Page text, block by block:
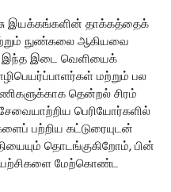
இயக்கங்களின் தாக்கத்தைக்
நுண்கலை ஆகியவை
இந்த இடை வெளியைக்
மற்றும் பல
தென்றல் சிரம்
பெரியோர்களில்
பற்றிய கட்டுரையுடன்
தொடங்குகிறோம், பின்
மேற்கொண்ட